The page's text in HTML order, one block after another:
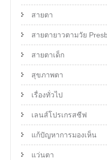
สายตา
สายตายาวตามวัย
สายตาเด็ก
สุขภาพตา
เรื่องทั่วไป
เลนส์โปรเกรสซีฟ
แก้ปัญหาการมองเห็น
แว่นตา